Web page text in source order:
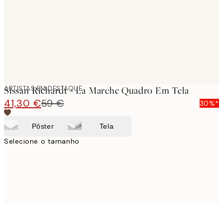
ARTISTAS EM DESTAQUE
Sissan Richardt - La Marche Quadro Em Tela
41,30 €59 € 30%*
Pôster Tela
Selecione o tamanho